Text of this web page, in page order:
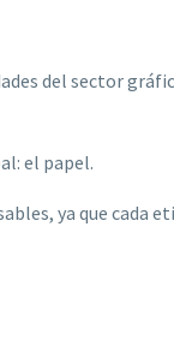
del sector
el papel.
ya que cada